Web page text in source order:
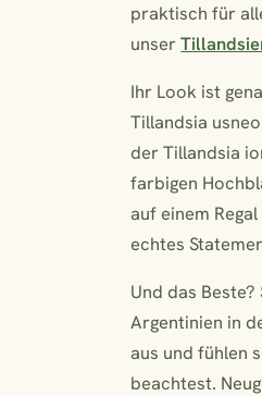
praktisch für
unser
Ihr Look ist
Tillandsia
der Tillandsia
farbigen
auf einem
echtes
Und das
Argentinien in
aus und fühlen
beachtest.